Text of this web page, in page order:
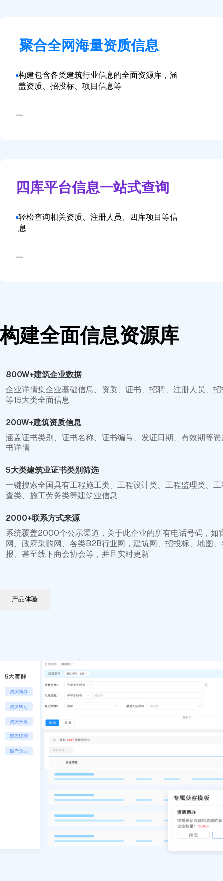
聚合全网海量资质信息
构建包含各类建筑行业信息的全面资源库，涵
盖资质、招投标、项目信息等
—
四库平台信息一站式查询
轻松查询相关资质、注册人员、四库项目等信
息
—
构建全面信息资源库
800W+建筑企业数据
企业详情集企业基础信息、资质、证书、招聘、注册人员、招
等15大类全面信息
200W+建筑资质信息
涵盖证书类别、证书名称、证书编号、发证日期、有效期等资
书详情
5大类建筑业证书类别筛选
一键搜索全国具有工程施工类、工程设计类、工程监理类、工
查类、施工劳务类等建筑业信息
2000+联系方式来源
系统覆盖2000个公示渠道，关于此企业的所有电话号码，如
网、政府采购网、各类B2B行业网，建筑网、招投标、地图、
报、甚至线下商会协会等，并且实时更新
产品体验